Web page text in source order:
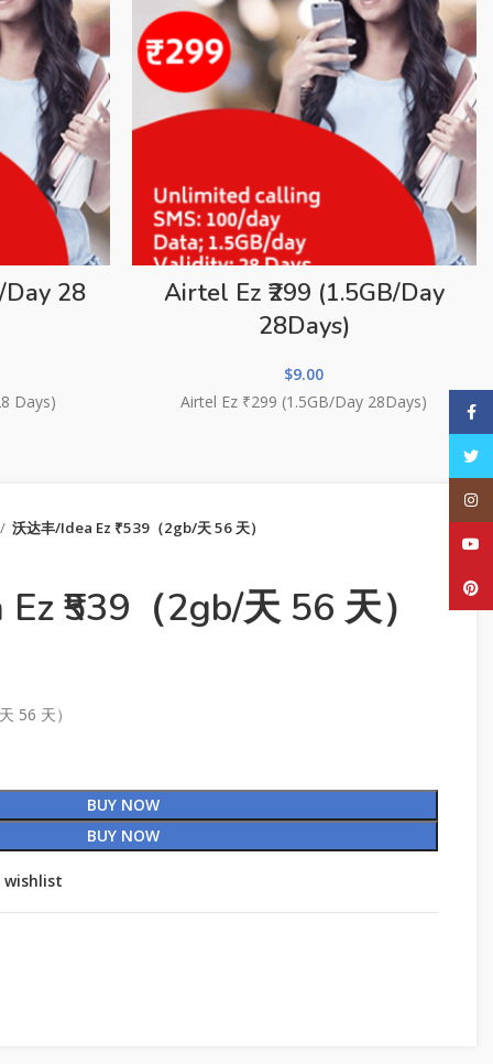
Day 28
Days)
Airtel Ez ₹299 (1.5GB/Day
28Days)
$9.00
Airtel Ez ₹299 (1.5GB/Day 28Days)
沃达丰/Idea Ez ₹539（2gb/天 56 天）
₹539（2gb/天 56 天）
56 天）
BUY NOW
BUY NOW
wishlist